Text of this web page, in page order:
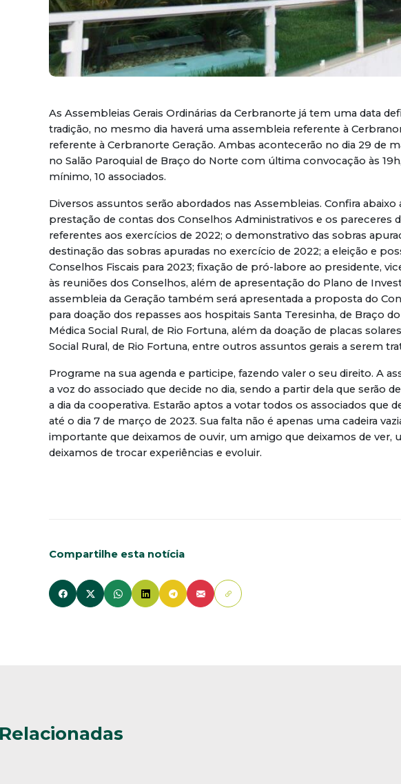
As Assembleias Gerais Ordinárias da Cerbranorte já tem uma data
tradição, no mesmo dia haverá uma assembleia referente à
referente à Cerbranorte Geração. Ambas acontecerão no dia 29 de
no Salão Paroquial de Braço do Norte com última convocação às
mínimo, 10 associados.
Diversos assuntos serão abordados nas Assembleias. Confira abaixo
prestação de contas dos Conselhos Administrativos e os pareceres
referentes aos exercícios de 2022; o demonstrativo das sobras
destinação das sobras apuradas no exercício de 2022; a eleição e
Conselhos Fiscais para 2023; fixação de pró-labore ao presidente,
às reuniões dos Conselhos, além de apresentação do Plano de
assembleia da Geração também será apresentada a proposta do
para doação dos repasses aos hospitais Santa Teresinha, de Braço
Médica Social Rural, de Rio Fortuna, além da doação de placas
Social Rural, de Rio Fortuna, entre outros assuntos gerais a serem
Programe na sua agenda e participe, fazendo valer o seu direito. A
a voz do associado que decide no dia, sendo a partir dela que serão
a dia da cooperativa. Estarão aptos a votar todos os associados que
até o dia 7 de março de 2023. Sua falta não é apenas uma cadeira
importante que deixamos de ouvir, um amigo que deixamos de ver,
deixamos de trocar experiências e evoluir.
Compartilhe esta notícia